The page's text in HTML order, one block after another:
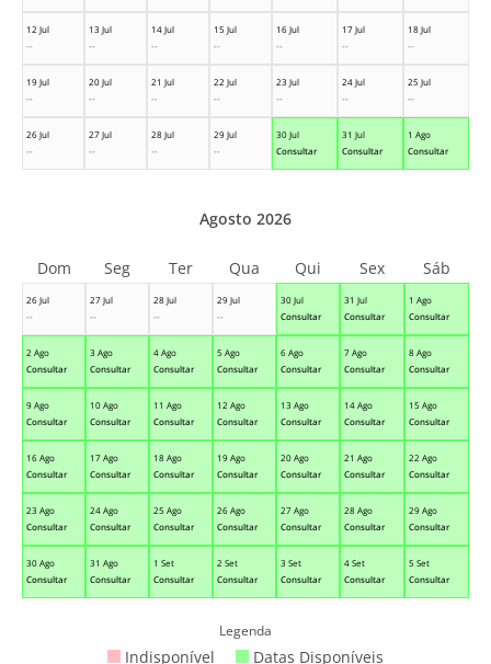
12 Jul
--
13 Jul
--
14 Jul
--
15 Jul
--
16 Jul
--
17 Jul
--
18 Jul
--
19 Jul
--
20 Jul
--
21 Jul
--
22 Jul
--
23 Jul
--
24 Jul
--
25 Jul
--
26 Jul
--
27 Jul
--
28 Jul
--
29 Jul
--
30 Jul
Consultar
31 Jul
Consultar
1 Ago
Consultar
26 Jul
--
27 Jul
--
28 Jul
--
29 Jul
--
30 Jul
Consultar
31 Jul
Consultar
1 Ago
Consultar
2 Ago
Consultar
3 Ago
Consultar
4 Ago
Consultar
5 Ago
Consultar
6 Ago
Consultar
7 Ago
Consultar
8 Ago
Consultar
9 Ago
Consultar
10 Ago
Consultar
11 Ago
Consultar
12 Ago
Consultar
13 Ago
Consultar
14 Ago
Consultar
15 Ago
Consultar
16 Ago
Consultar
17 Ago
Consultar
18 Ago
Consultar
19 Ago
Consultar
20 Ago
Consultar
21 Ago
Consultar
22 Ago
Consultar
23 Ago
Consultar
24 Ago
Consultar
25 Ago
Consultar
26 Ago
Consultar
27 Ago
Consultar
28 Ago
Consultar
29 Ago
Consultar
30 Ago
Consultar
31 Ago
Consultar
1 Set
Consultar
2 Set
Consultar
3 Set
Consultar
4 Set
Consultar
5 Set
Consultar
Agosto 2026
Dom Seg Ter Qua Qui Sex Sáb
Legenda
Indisponível Datas Disponíveis